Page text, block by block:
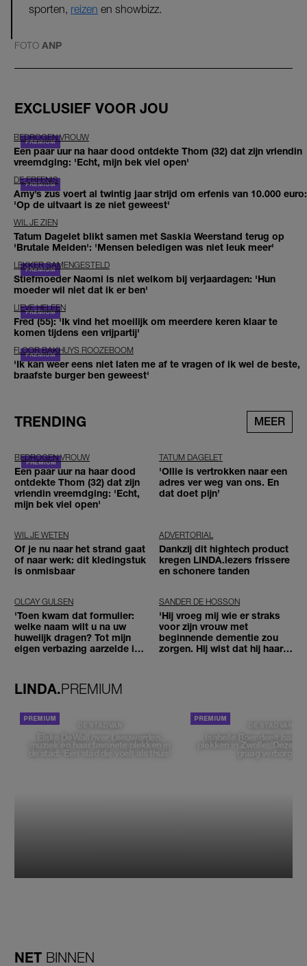
sporten, reizen en showbizz.
FOTO ANP
EXCLUSIEF VOOR JOU
BEDROGEN VROUW
Een paar uur na haar dood ontdekte Thom (32) dat zijn vriendin
vreemdging: 'Echt, mijn bek viel open'
DE ERFENIS
Amy’s zus voert al twintig jaar strijd om erfenis van 10.000 euro:
'Op de uitvaart is ze niet geweest'
WIL JE ZIEN
Tatum Dagelet blikt samen met Saskia Weerstand terug op
'Brutale Meiden': 'Mensen beledigen was niet leuk meer'
LEKKER SAMENGESTELD
Stiefmoeder Naomi is niet welkom bij verjaardagen: 'Hun
moeder wil niet dat ik er ben'
LIEVE HELEEN
Fred (55): 'Ik vind het moeilijk om meerdere keren klaar te
komen tijdens een vrijpartij'
FLOOR BAKHUYS ROOZEBOOM
'Ik kan weer eens niet laten me af te vragen of ik wel de beste,
braafste burger ben geweest'
TRENDING MEER
BEDROGEN VROUW
Een paar uur na haar dood
ontdekte Thom (32) dat zijn
vriendin vreemdging: 'Echt,
mijn bek viel open'
TATUM DAGELET
'Ollie is vertrokken naar een
adres ver weg van ons. En
dat doet pijn’
WIL JE WETEN
Of je nu naar het strand gaat
of naar werk: dit kledingstuk
is onmisbaar
ADVERTORIAL
Dankzij dit hightech product
kregen LINDA.lezers frissere
en schonere tanden
OLCAY GULSEN
'Toen kwam dat formulier:
welke naam wilt u na uw
huwelijk dragen? Tot mijn
eigen verbazing aarzelde ik
SANDER DE HOSSON
'Hij vroeg mij wie er straks
voor zijn vrouw met
beginnende dementie zou
zorgen. Hij wist dat hij haar
LINDA.PREMIUM
DE STAD VAN
Elske DeWall over Leeuwarden,
muziek en haar favoriete plekken in
de stad: 'Een stad die voelt als thuis'
DE STAD VAN
Isabelle Boer deelt haar
plekken in Zwolle: 'Deze
graag verborgen'
NET BINNEN